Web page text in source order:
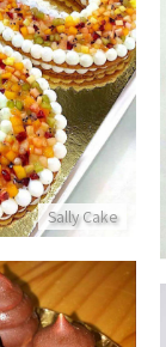
Sally Cake
עוגת מספרים